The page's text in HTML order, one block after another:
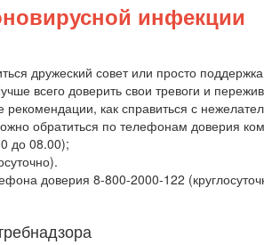
инфекции
дружеский совет или просто
всего доверить свои тревоги и
рекомендации, как справиться с
обратиться по телефонам доверия
до 08.00);
доверия 8-800-2000-122